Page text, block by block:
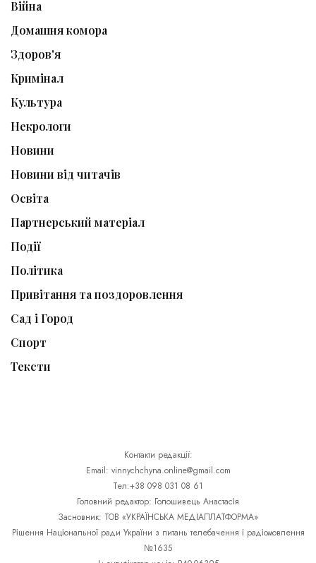
Війна
Домашня комора
Здоров'я
Кримінал
Культура
Некрологи
Новини
Новини від читачів
Освіта
Партнерський матеріал
Події
Політика
Привітання та поздоровлення
Сад і Город
Спорт
Тексти
Контакти редакції:
Email: vinnychchyna.online@gmail.com
Тел:+38 098 031 08 61
Головний редактор: Голошивець Анастасія
Засновник: ТОВ «УКРАЇНСЬКА МЕДІАПЛАТФОРМА»
Рішення Національної ради України з питань телебачення і радіомовлення
№1635